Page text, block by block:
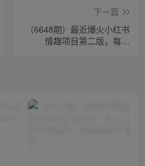
下一篇
（6648期）最近爆火小红书
情趣项目第二版，每天